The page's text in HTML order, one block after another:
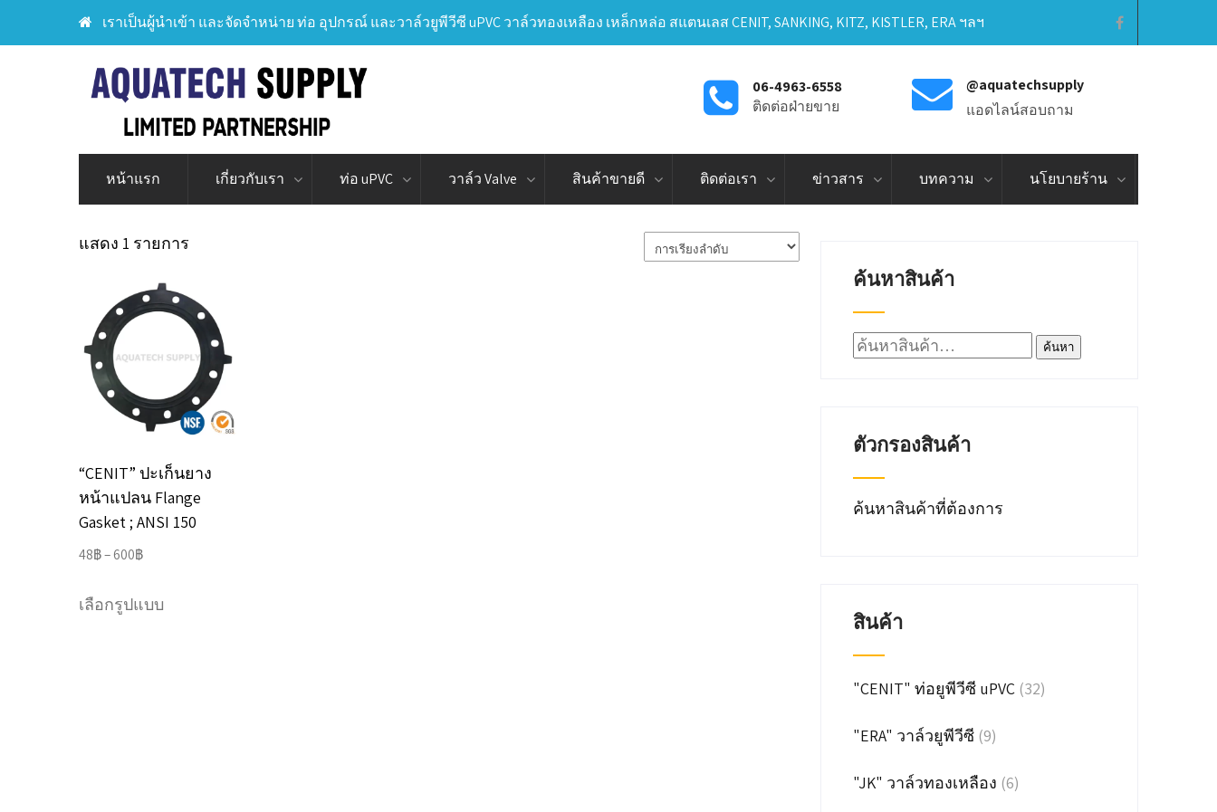
เราเป็นผู้นำเข้า และจัดจำหน่าย ท่อ อุปกรณ์ และวาล์วยูพีวีซี uPVC วาล์วทองเหลือง เหล็กหล่อ สแตนเลส CENIT, SANKING, KITZ, KISTLER, ERA ฯลฯ
06-4963-6558
ติดต่อฝ่ายขาย
@aquatechsupply
แอดไลน์สอบถาม
หน้าแรก เกี่ยวกับเรา ท่อ uPVC วาล์ว Valve สินค้าขายดี ติดต่อเรา ข่าวสาร บทความ นโยบายร้าน
แสดง 1 รายการ
“CENIT” ปะเก็นยาง
หน้าแปลน Flange
Gasket ; ANSI 150
48฿– 600฿Price
48฿
เลือกรูปแบบ
ค้นหาสินค้า
ค้นหา: ค้นหา
ตัวกรองสินค้า
ค้นหาสินค้าที่ต้องการ
สินค้า
"CENIT" ท่อยูพีวีซี uPVC (32)
"ERA" วาล์วยูพีวีซี (9)
"JK" วาล์วทองเหลือง (6)